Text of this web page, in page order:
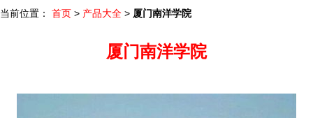
当前位置： 首页 > 产品大全 > 厦门南洋学院
厦门南洋学院